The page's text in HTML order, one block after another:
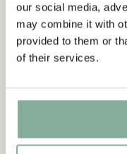
our social media,
may combine it with
provided to them or
of their services.
KALAS